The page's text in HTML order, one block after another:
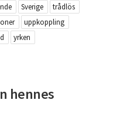
Sverige
trådlös
uppkoppling
yrken
hennes